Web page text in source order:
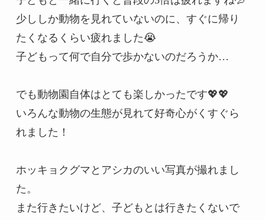
少ししか動物を見れていないのに、すぐに帰り
たくなるくらい疲れました😭
子どもって何で自分で歩かないのだろうか…
でも動物園自体はとても楽しかったです💖💖
いろんな動物の生態が見れて好奇心がくすぐら
れました！
ホッキョクグマとアシカのいい写真が撮れまし
た。
また行きたいけど、子どもとは行きたくないで